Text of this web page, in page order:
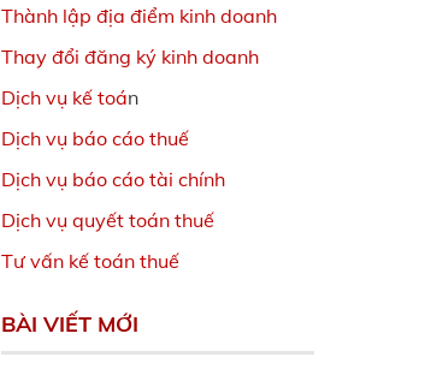
Thành lập địa điểm kinh doanh
Thay đổi đăng ký kinh doanh
Dịch vụ kế toán
Dịch vụ báo cáo thuế
Dịch vụ báo cáo tài chính
Dịch vụ quyết toán thuế
Tư vấn kế toán thuế
BÀI VIẾT MỚI